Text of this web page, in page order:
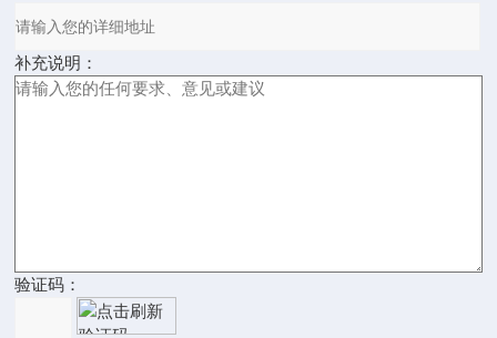
补充说明：
验证码：